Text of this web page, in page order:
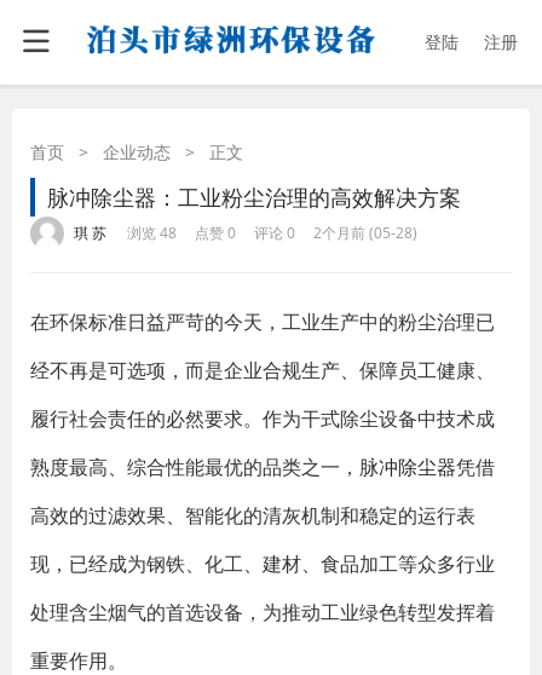
登陆 注册
首页 > 企业动态 > 正文
脉冲除尘器：工业粉尘治理的高效解决方案
琪 苏 浏览 48 点赞 0 评论 0 2个月前 (05-28)
在环保标准日益严苛的今天，工业生产中的粉尘治理已
经不再是可选项，而是企业合规生产、保障员工健康、
履行社会责任的必然要求。作为干式除尘设备中技术成
熟度最高、综合性能最优的品类之一， 脉冲除尘器凭借
高效的过滤效果、智能化的清灰机制和稳定的运行表
现，已经成为钢铁、化工、建材、食品加工等众多行业
处理含尘烟气的首选设备，为推动工业绿色转型发挥着
重要作用。